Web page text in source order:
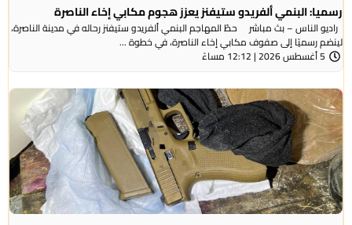
رسميا: البنمي ألفريدو ستيفنز يعزز هجوم مكابي إخاء الناصرة
راديو الناس – بث مباشر حطّ المهاجم البنمي ألفريدو ستيفنز رحاله في مدينة الناصرة،
لينضم رسميًا إلى صفوف مكابي إخاء الناصرة، في خطوة ...
5 أغسطس 2026 | 12:12 مساءً